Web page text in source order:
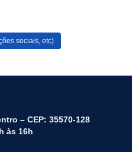
sociais, etc)
– CEP: 35570-128
às 16h